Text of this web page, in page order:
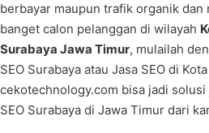
berbayar maupun trafik organik dan
banget calon pelanggan di wilayah
Surabaya Jawa Timur, mulailah
SEO Surabaya atau Jasa SEO di
cekotechnology.com bisa jadi
SEO Surabaya di Jawa Timur dari